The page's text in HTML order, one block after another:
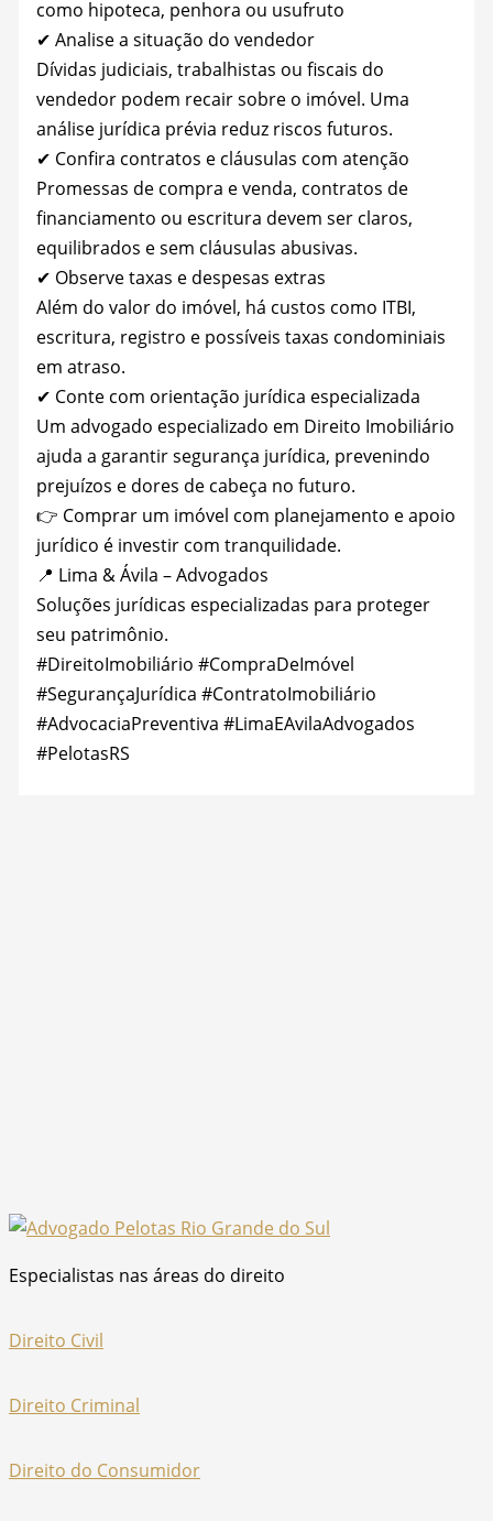
como hipoteca, penhora ou usufruto
✔ Analise a situação do vendedor
Dívidas judiciais, trabalhistas ou fiscais do
vendedor podem recair sobre o imóvel. Uma
análise jurídica prévia reduz riscos futuros.
✔ Confira contratos e cláusulas com atenção
Promessas de compra e venda, contratos de
financiamento ou escritura devem ser claros,
equilibrados e sem cláusulas abusivas.
✔ Observe taxas e despesas extras
Além do valor do imóvel, há custos como ITBI,
escritura, registro e possíveis taxas condominiais
em atraso.
✔ Conte com orientação jurídica especializada
Um advogado especializado em Direito Imobiliário
ajuda a garantir segurança jurídica, prevenindo
prejuízos e dores de cabeça no futuro.
👉 Comprar um imóvel com planejamento e apoio
jurídico é investir com tranquilidade.
📍 Lima & Ávila – Advogados
Soluções jurídicas especializadas para proteger
seu patrimônio.
#DireitoImobiliário #CompraDeImóvel
#SegurançaJurídica #ContratoImobiliário
#AdvocaciaPreventiva #LimaEAvilaAdvogados
#PelotasRS
Especialistas nas áreas do direito
Direito Civil
Direito Criminal
Direito do Consumidor